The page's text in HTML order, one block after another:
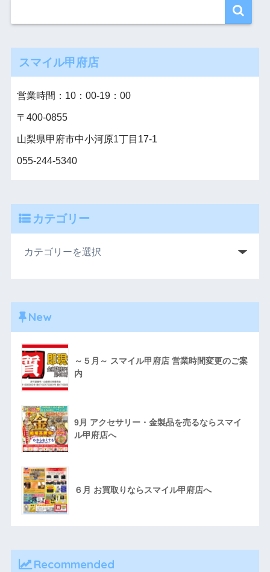
スマイル甲府店
営業時間：10：00‐19：00
〒400-0855
山梨県甲府市中小河原1丁目17-1
055-244-5340
カテゴリー
New
～５月～ スマイル甲府店 営業時間変更のご案
内
9月 アクセサリー・金製品を売るならスマイ
ル甲府店へ
６月 お買取りならスマイル甲府店へ
Recommended